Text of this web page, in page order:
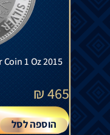
1 Oz 2015
465
₪
הוספה לסל